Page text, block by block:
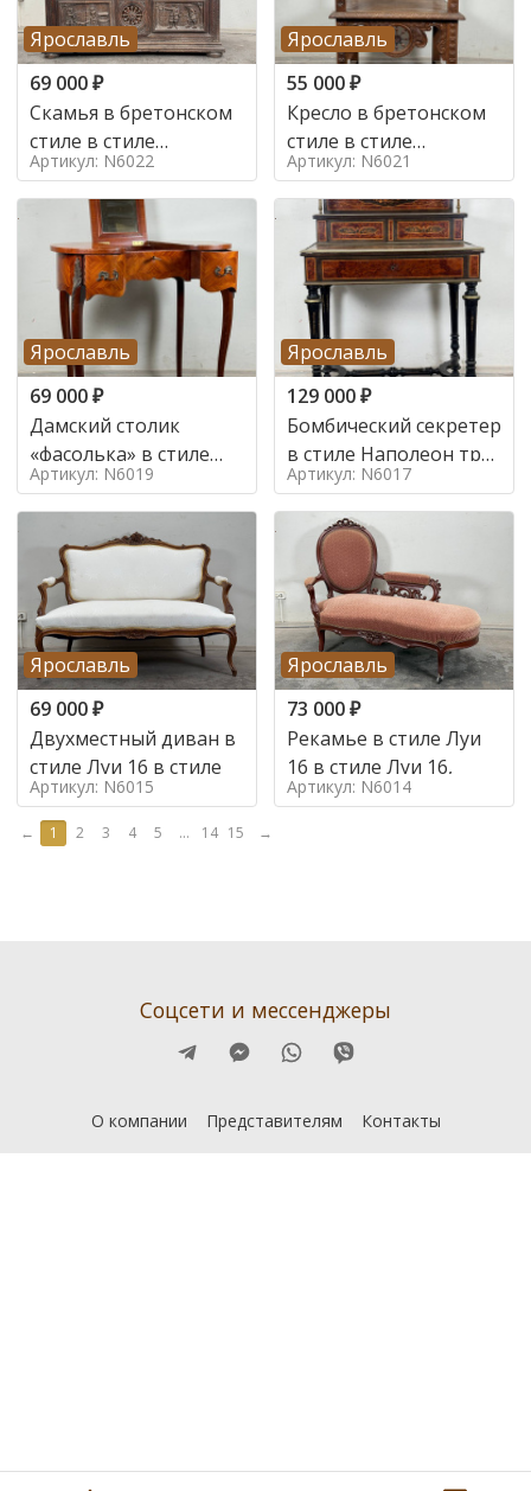
Ярославль
69 000₽
Скамья в бретонском
стиле в стиле
Артикул: N6022
Ярославль
55 000₽
Кресло в бретонском
стиле в стиле
Артикул: N6021
Ярославль
69 000₽
Дамский столик
«фасолька» в стиле
Луи 16,
Артикул: N6019
Ярославль
129 000₽
Бомбический секретер
в стиле Наполеон труа
в стиле
Артикул: N6017
Ярославль
69 000₽
Двухместный диван в
стиле Луи 16 в стиле
Артикул: N6015
Ярославль
73 000₽
Рекамье в стиле Луи
16 в стиле Луи 16,
Артикул: N6014
← 1 2 3 4 5 ... 14 15 →
Соцсети и мессенджеры
О компании Представителям Контакты